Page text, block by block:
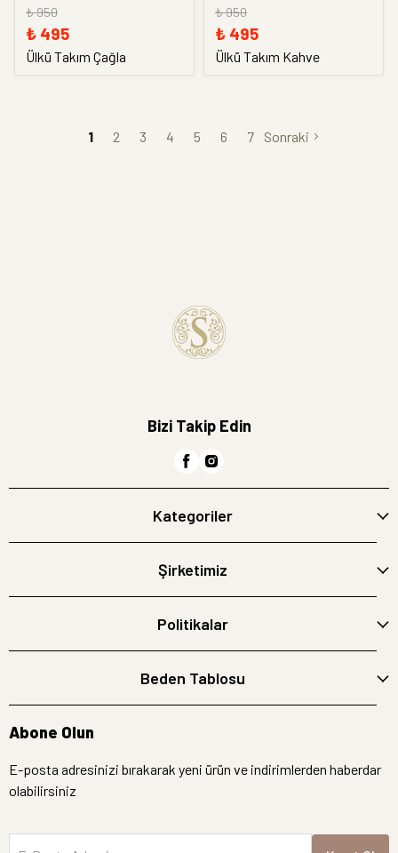
₺ 950
₺ 495
Ülkü Takım Çağla
₺ 950
₺ 495
Ülkü Takım Kahve
1 2 3 4 5 6 7 Sonraki
Bizi Takip Edin
Kategoriler
Şirketimiz
Politikalar
Beden Tablosu
Abone Olun
E-posta adresinizi bırakarak yeni ürün ve indirimlerden haberdar
olabilirsiniz